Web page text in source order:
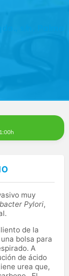
muy
Pylori,
de la
bolsa para
A
de ácido
urea que,